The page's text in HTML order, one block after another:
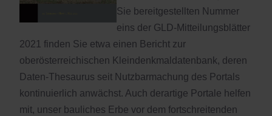
Sie bereitgestellten Nummer
eins der GLD-Mitteilungsblätter
2021 finden Sie etwa einen Bericht zur
oberösterreichischen Kleindenkmaldatenbank, deren
Daten-Thesaurus seit Nutzbarmachung des Portals
kontinuierlich anwächst. Auch derartige Portale helfen
mit, unser bauliches Erbe vor dem fortschreitenden